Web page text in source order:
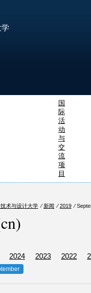
国
际
活
动
与
交
流
项
目
术与设计大学 ⁄ 新闻 ⁄2019 ⁄
2024 2023 2022